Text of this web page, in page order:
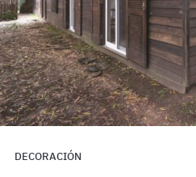
DECORACIÓN